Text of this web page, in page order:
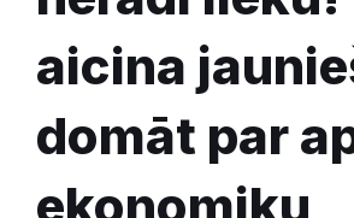
aicina
domāt par
ekonomiku